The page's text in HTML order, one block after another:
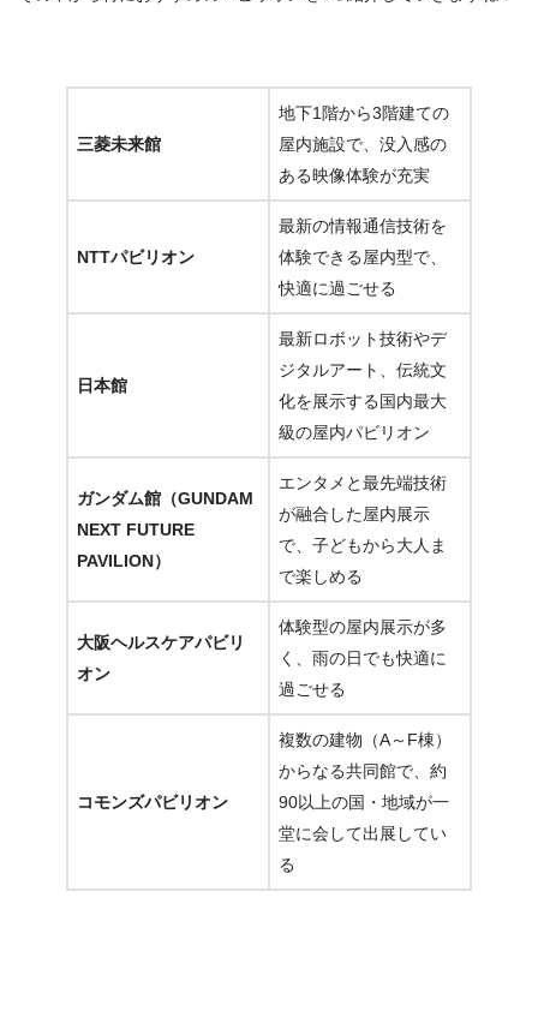
三菱未来館
地下1階から3階建ての
屋内施設で、没入感の
ある映像体験が充実
NTTパビリオン
最新の情報通信技術を
体験できる屋内型で、
快適に過ごせる
日本館
最新ロボット技術やデ
ジタルアート、伝統文
化を展示する国内最大
級の屋内パビリオン
ガンダム館（GUNDAM
NEXT FUTURE
PAVILION）
エンタメと最先端技術
が融合した屋内展示
で、子どもから大人ま
で楽しめる
大阪ヘルスケアパビリ
オン
体験型の屋内展示が多
く、雨の日でも快適に
過ごせる
コモンズパビリオン
複数の建物（A～F棟）
からなる共同館で、約
90以上の国・地域が一
堂に会して出展してい
る